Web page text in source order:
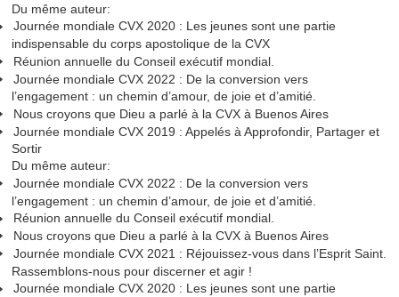
Du même auteur:
Journée mondiale CVX 2020 : Les jeunes sont une partie
indispensable du corps apostolique de la CVX
Réunion annuelle du Conseil exécutif mondial.
Journée mondiale CVX 2022 : De la conversion vers
l’engagement : un chemin d’amour, de joie et d’amitié.
Nous croyons que Dieu a parlé à la CVX à Buenos Aires
Journée mondiale CVX 2019 : Appelés à Approfondir, Partager et
Sortir
Du même auteur:
Journée mondiale CVX 2022 : De la conversion vers
l’engagement : un chemin d’amour, de joie et d’amitié.
Réunion annuelle du Conseil exécutif mondial.
Nous croyons que Dieu a parlé à la CVX à Buenos Aires
Journée mondiale CVX 2021 : Réjouissez-vous dans l’Esprit Saint.
Rassemblons-nous pour discerner et agir !
Journée mondiale CVX 2020 : Les jeunes sont une partie